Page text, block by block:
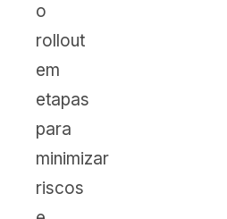
o
rollout
em
etapas
para
minimizar
riscos